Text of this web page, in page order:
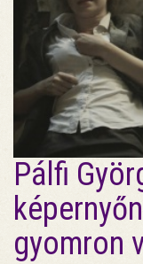
Pálfi
gyomron